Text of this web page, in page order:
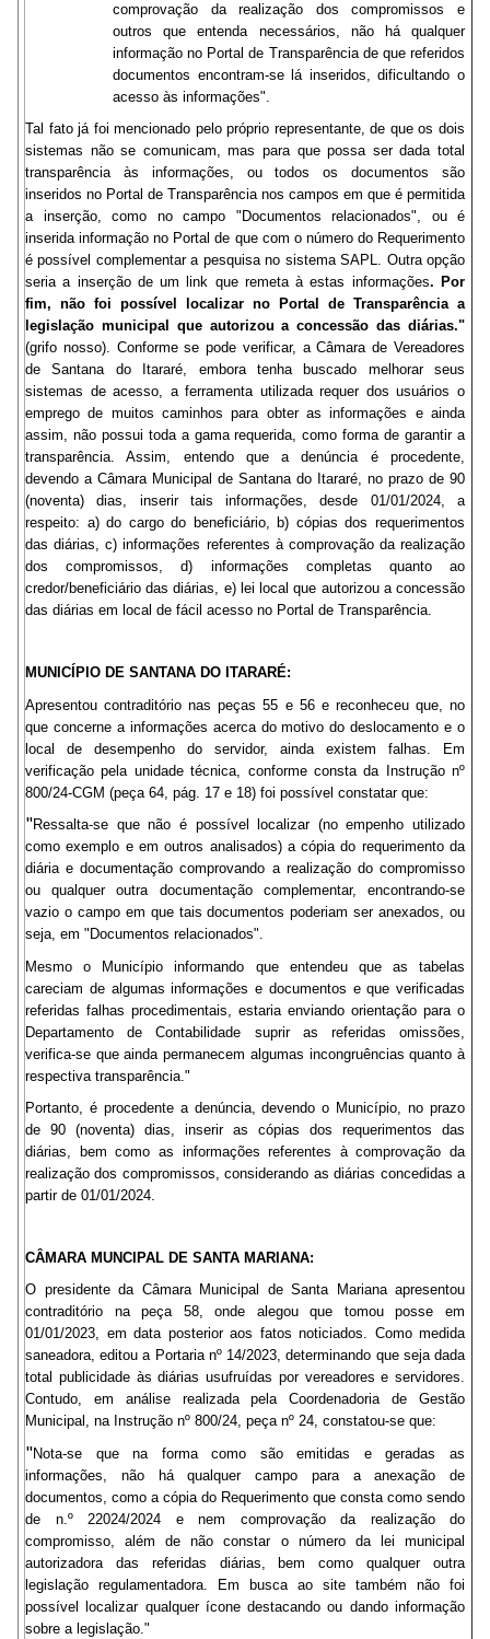
comprovação da realização dos compromissos e
outros que entenda necessários, não há qualquer
informação no Portal de Transparência de que referidos
documentos encontram-se lá inseridos, dificultando o
acesso às informações".
Tal fato já foi mencionado pelo próprio representante, de que os dois
sistemas não se comunicam, mas para que possa ser dada total
transparência às informações, ou todos os documentos são
inseridos no Portal de Transparência nos campos em que é permitida
a inserção, como no campo "Documentos relacionados", ou é
inserida informação no Portal de que com o número do Requerimento
é possível complementar a pesquisa no sistema SAPL. Outra opção
seria a inserção de um link que remeta à estas informações. Por
fim, não foi possível localizar no Portal de Transparência a
legislação municipal que autorizou a concessão das diárias."
(grifo nosso). Conforme se pode verificar, a Câmara de Vereadores
de Santana do Itararé, embora tenha buscado melhorar seus
sistemas de acesso, a ferramenta utilizada requer dos usuários o
emprego de muitos caminhos para obter as informações e ainda
assim, não possui toda a gama requerida, como forma de garantir a
transparência. Assim, entendo que a denúncia é procedente,
devendo a Câmara Municipal de Santana do Itararé, no prazo de 90
(noventa) dias, inserir tais informações, desde 01/01/2024, a
respeito: a) do cargo do beneficiário, b) cópias dos requerimentos
das diárias, c) informações referentes à comprovação da realização
dos compromissos, d) informações completas quanto ao
credor/beneficiário das diárias, e) lei local que autorizou a concessão
das diárias em local de fácil acesso no Portal de Transparência.
MUNICÍPIO DE SANTANA DO ITARARÉ:
Apresentou contraditório nas peças 55 e 56 e reconheceu que, no
que concerne a informações acerca do motivo do deslocamento e o
local de desempenho do servidor, ainda existem falhas. Em
verificação pela unidade técnica, conforme consta da Instrução nº
800/24-CGM (peça 64, pág. 17 e 18) foi possível constatar que:
"Ressalta-se que não é possível localizar (no empenho utilizado
como exemplo e em outros analisados) a cópia do requerimento da
diária e documentação comprovando a realização do compromisso
ou qualquer outra documentação complementar, encontrando-se
vazio o campo em que tais documentos poderiam ser anexados, ou
seja, em "Documentos relacionados".
Mesmo o Município informando que entendeu que as tabelas
careciam de algumas informações e documentos e que verificadas
referidas falhas procedimentais, estaria enviando orientação para o
Departamento de Contabilidade suprir as referidas omissões,
verifica-se que ainda permanecem algumas incongruências quanto à
respectiva transparência."
Portanto, é procedente a denúncia, devendo o Município, no prazo
de 90 (noventa) dias, inserir as cópias dos requerimentos das
diárias, bem como as informações referentes à comprovação da
realização dos compromissos, considerando as diárias concedidas a
partir de 01/01/2024.
CÂMARA MUNCIPAL DE SANTA MARIANA:
O presidente da Câmara Municipal de Santa Mariana apresentou
contraditório na peça 58, onde alegou que tomou posse em
01/01/2023, em data posterior aos fatos noticiados. Como medida
saneadora, editou a Portaria nº 14/2023, determinando que seja dada
total publicidade às diárias usufruídas por vereadores e servidores.
Contudo, em análise realizada pela Coordenadoria de Gestão
Municipal, na Instrução nº 800/24, peça nº 24, constatou-se que:
"Nota-se que na forma como são emitidas e geradas as
informações, não há qualquer campo para a anexação de
documentos, como a cópia do Requerimento que consta como sendo
de n.º 22024/2024 e nem comprovação da realização do
compromisso, além de não constar o número da lei municipal
autorizadora das referidas diárias, bem como qualquer outra
legislação regulamentadora. Em busca ao site também não foi
possível localizar qualquer ícone destacando ou dando informação
sobre a legislação."